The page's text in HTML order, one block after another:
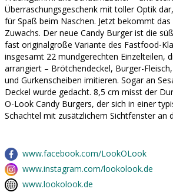
Überraschungsgeschenk mit toller Optik
für Spaß beim Naschen. Jetzt bekommt
Zuwachs. Der neue Candy Burger ist die
fast originalgroße Variante des Fastfood-
insgesamt 22 mundgerechten Einzelteilen,
arrangiert – Brötchendeckel, Burger-
und Gurkenscheiben imitieren. Sogar an
Deckel wurde gedacht. 8,5 cm misst der
O-Look Candy Burgers, der sich in einer
Schachtel mit zusätzlichem Sichtfenster an
www.facebook.com/LookOLook
www.instagram.com/lookolook.de
www.lookolook.de